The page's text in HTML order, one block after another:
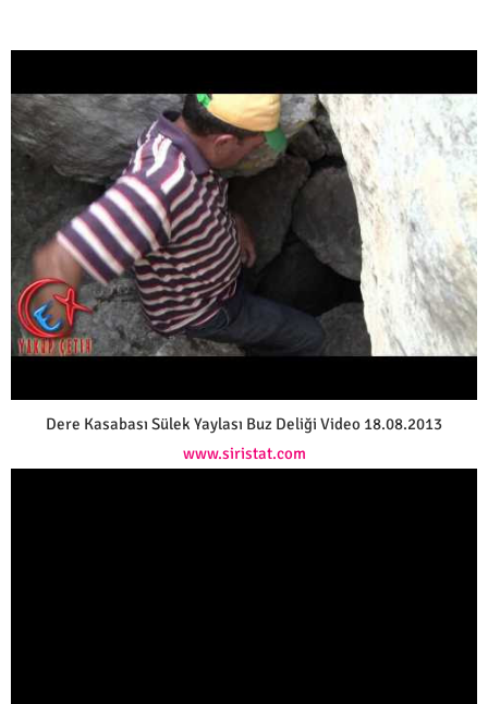
Dere Kasabası Sülek Yaylası Buz Deliği Video 18.08.2013
www.siristat.com